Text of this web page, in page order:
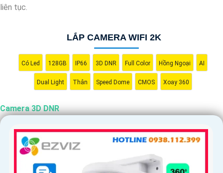
liên tục.
LẮP CAMERA WIFI 2K
Có Led 128GB IP66 3D DNR Full Color Hồng Ngoại AI
Dual Light Thân Speed Dome CMOS Xoay 360
Camera 3D DNR